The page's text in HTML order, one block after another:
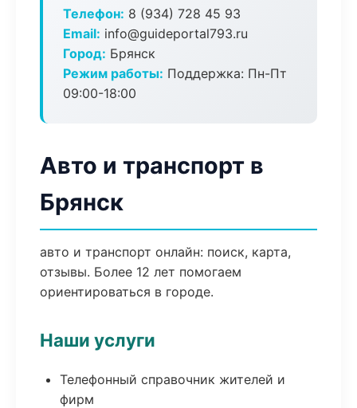
Телефон: 8 (934) 728 45 93
Email: info@guideportal793.ru
Город: Брянск
Режим работы: Поддержка: Пн-Пт
09:00-18:00
Авто и транспорт в
Брянск
авто и транспорт онлайн: поиск, карта,
отзывы. Более 12 лет помогаем
ориентироваться в городе.
Наши услуги
Телефонный справочник жителей и
фирм